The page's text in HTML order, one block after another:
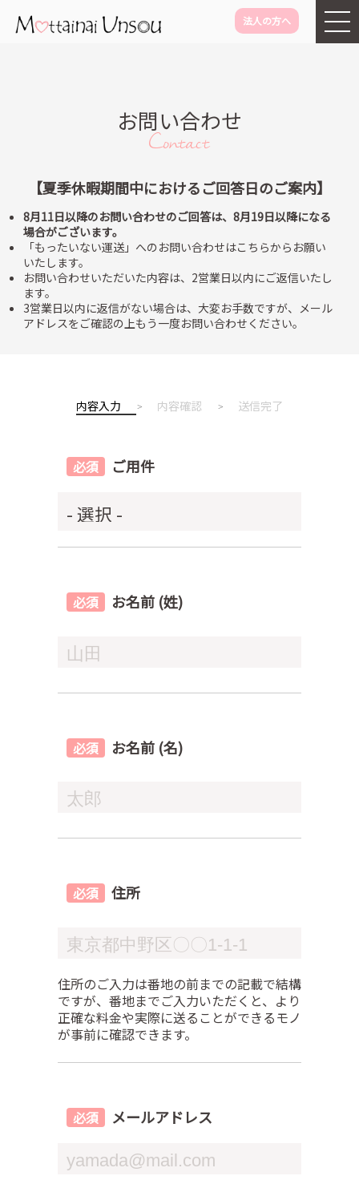
法人の方へ
お問い合わせ
Contact
【夏季休暇期間中におけるご回答日のご案内】
8月11日以降のお問い合わせのご回答は、8月19日以降になる
場合がございます。
「もったいない運送」へのお問い合わせはこちらからお願い
いたします。
お問い合わせいただいた内容は、2営業日以内にご返信いたし
ます。
3営業日以内に返信がない場合は、大変お手数ですが、メール
アドレスをご確認の上もう一度お問い合わせください。
内容入力 内容確認 送信完了
ご用件
お名前 (姓)
お名前 (名)
住所
住所のご入力は番地の前までの記載で結構
ですが、番地までご入力いただくと、より
正確な料金や実際に送ることができるモノ
が事前に確認できます。
メールアドレス